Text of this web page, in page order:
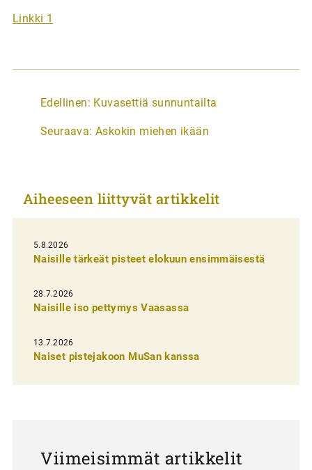
Linkki 1
A
t
k
e
l
i
e
n
e
Edellinen: Kuvasettiä sunnuntailta
Seuraava: Askokin miehen ikään
Aiheeseen liittyvät artikkelit
5.8.2026
Naisille tärkeät pisteet elokuun ensimmäisestä
28.7.2026
Naisille iso pettymys Vaasassa
13.7.2026
Naiset pistejakoon MuSan kanssa
Viimeisimmät artikkelit